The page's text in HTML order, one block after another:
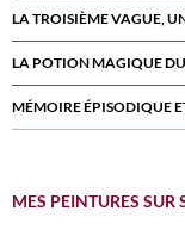
LA TROISIÈME VAGUE,
LA POTION MAGIQUE
MÉMOIRE ÉPISODIQUE
MES PEINTURES SUR